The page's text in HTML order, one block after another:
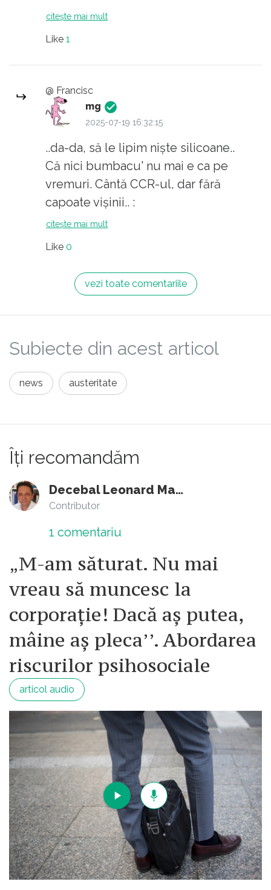
cu care duce și găleata.. :
https://www.youtube.com/watch?
La bună reauzire..
citește mai mult
Like 1
@ Francisc
mg
2025-07-19 16:32:15
..da-da, să le lipim niște silicoane..
Că nici bumbacu' nu mai e ca pe
vremuri. Cântă CCR-ul, dar fără
capoate vișinii.. :
https://www.youtube.com/watch?
citește mai mult
Like 0
vezi toate comentariile
Subiecte din acest articol
news austeritate
Îți recomandăm
Decebal Leonard Marin
Contributor
1 comentariu
„M-am săturat. Nu mai
vreau să muncesc la
corporație! Dacă aș putea,
mâine aș pleca’’. Abordarea
riscurilor psihosociale
articol audio